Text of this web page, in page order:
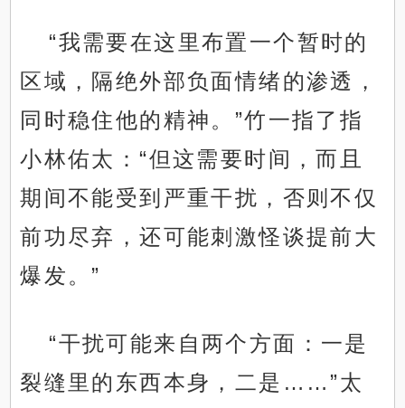
“我需要在这里布置一个暂时的
区域，隔绝外部负面情绪的渗透，
同时稳住他的精神。”竹一指了指
小林佑太：“但这需要时间，而且
期间不能受到严重干扰，否则不仅
前功尽弃，还可能刺激怪谈提前大
爆发。”
“干扰可能来自两个方面：一是
裂缝里的东西本身，二是……”太